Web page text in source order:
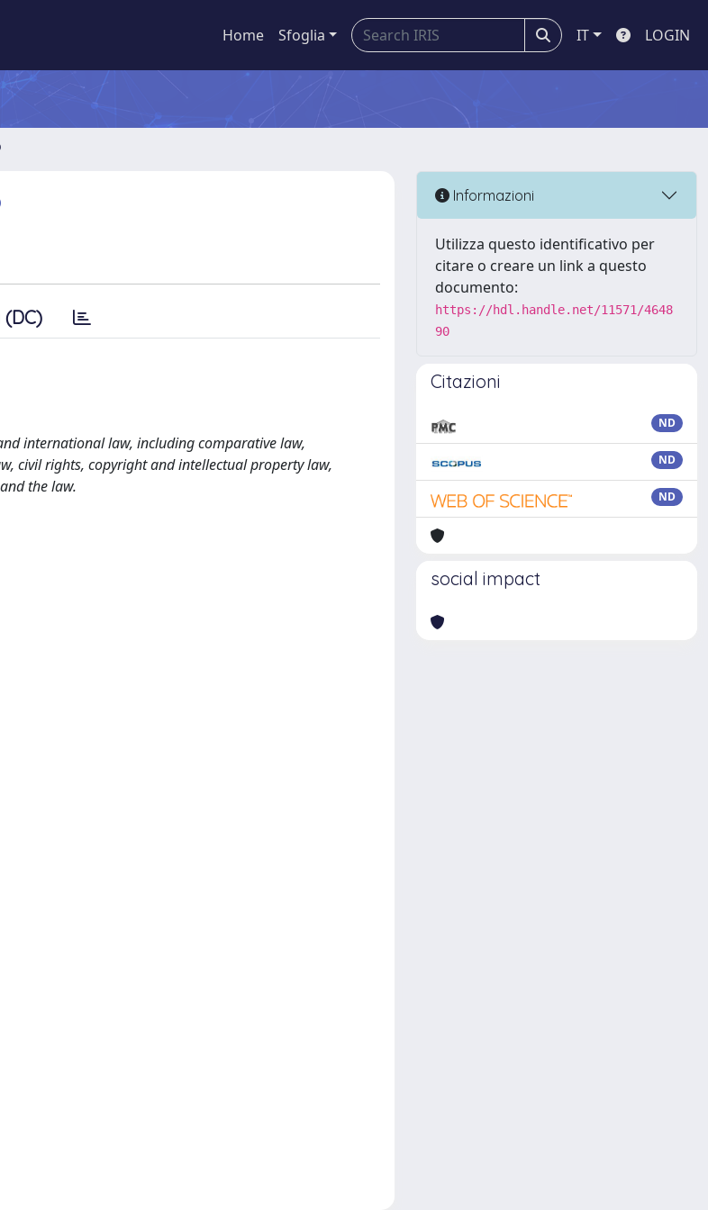
Home Sfoglia IT LOGIN
international law, including comparative law,
civil rights, copyright and intellectual property law,
the law.
Informazioni
Utilizza questo identificativo per
citare o creare un link a questo
documento:
https://hdl.handle.net/11571/4648
90
Citazioni
ND
ND
ND
social impact